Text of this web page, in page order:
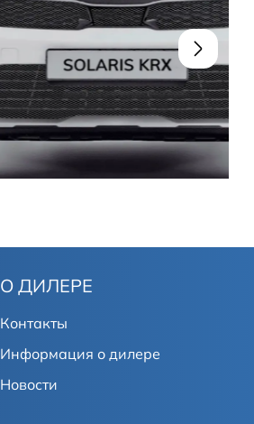
О ДИЛЕРЕ
Контакты
Информация о дилере
Новости